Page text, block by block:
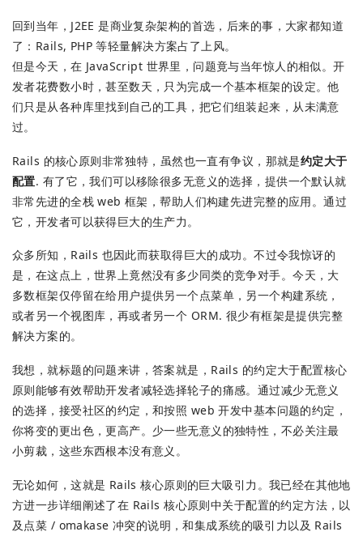
回到当年，J2EE 是商业复杂架构的首选，后来的事，大家都知道
了：Rails, PHP 等轻量解决方案占了上风。
但是今天，在 JavaScript 世界里，问题竟与当年惊人的相似。开
发者花费数小时，甚至数天，只为完成一个基本框架的设定。他
们只是从各种库里找到自己的工具，把它们组装起来，从未满意
过。
Rails 的核心原则非常独特，虽然也一直有争议，那就是约定大于
配置. 有了它，我们可以移除很多无意义的选择，提供一个默认就
非常先进的全栈 web 框架，帮助人们构建先进完整的应用。通过
它，开发者可以获得巨大的生产力。
众多所知，Rails 也因此而获取得巨大的成功。不过令我惊讶的
是，在这点上，世界上竟然没有多少同类的竞争对手。今天，大
多数框架仅停留在给用户提供另一个点菜单，另一个构建系统，
或者另一个视图库，再或者另一个 ORM. 很少有框架是提供完整
解决方案的。
我想，就标题的问题来讲，答案就是，Rails 的约定大于配置核心
原则能够有效帮助开发者减轻选择轮子的痛感。通过减少无意义
的选择，接受社区的约定，和按照 web 开发中基本问题的约定，
你将变的更出色，更高产。少一些无意义的独特性，不必关注最
小剪裁，这些东西根本没有意义。
无论如何，这就是 Rails 核心原则的巨大吸引力。我已经在其他地
方进一步详细阐述了在 Rails 核心原则中关于配置的约定方法，以
及点菜 / omakase 冲突的说明，和集成系统的吸引力以及 Rails